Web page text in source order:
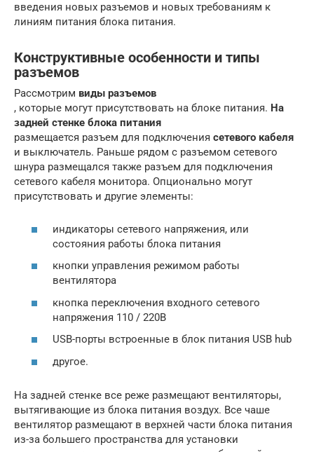
введения новых разъемов и новых требованиям к
линиям питания блока питания.
Конструктивные особенности и типы
разъемов
Рассмотрим виды разъемов
, которые могут присутствовать на блоке питания. На
задней стенке блока питания
размещается разъем для подключения сетевого кабеля
и выключатель. Раньше рядом с разъемом сетевого
шнура размещался также разъем для подключения
сетевого кабеля монитора. Опционально могут
присутствовать и другие элементы:
индикаторы сетевого напряжения, или
состояния работы блока питания
кнопки управления режимом работы
вентилятора
кнопка переключения входного сетевого
напряжения 110 / 220В
USB-порты встроенные в блок питания USB hub
другое.
На задней стенке все реже размещают вентиляторы,
вытягивающие из блока питания воздух. Все чаше
вентилятор размещают в верхней части блока питания
из-за большего пространства для установки